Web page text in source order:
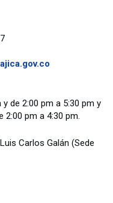
de 2:00 pm a 5:30 pm y
2:00 pm a 4:30 pm.
Carlos Galán (Sede